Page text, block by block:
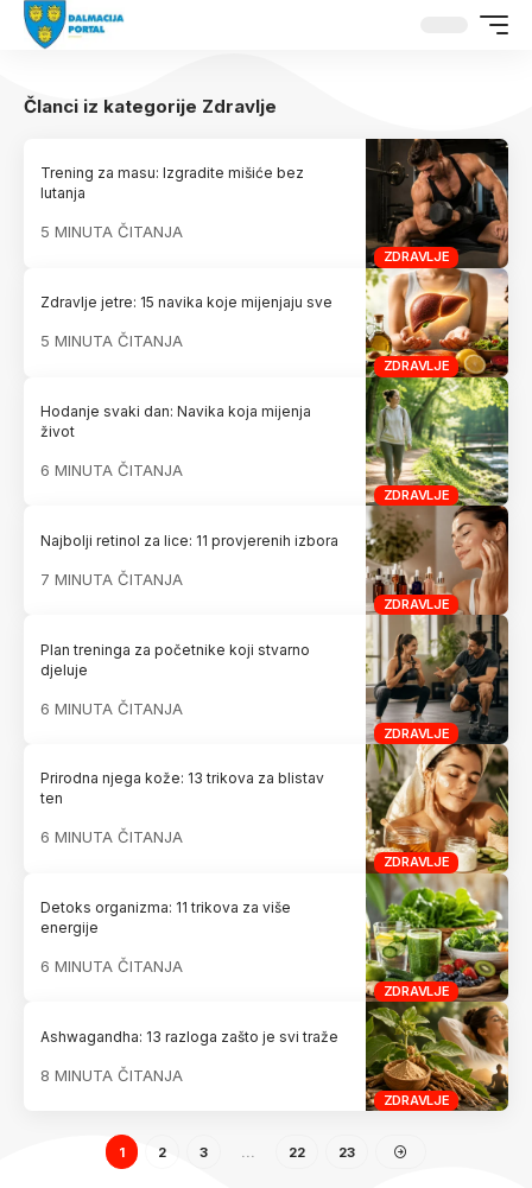
Članci iz kategorije Zdravlje
ZDRAVLJE
Trening za masu: Izgradite mišiće bez
lutanja
5 MINUTA ČITANJA
ZDRAVLJE
Zdravlje jetre: 15 navika koje mijenjaju sve
5 MINUTA ČITANJA
ZDRAVLJE
Hodanje svaki dan: Navika koja mijenja
život
6 MINUTA ČITANJA
ZDRAVLJE
Najbolji retinol za lice: 11 provjerenih izbora
7 MINUTA ČITANJA
ZDRAVLJE
Plan treninga za početnike koji stvarno
djeluje
6 MINUTA ČITANJA
ZDRAVLJE
Prirodna njega kože: 13 trikova za blistav
ten
6 MINUTA ČITANJA
ZDRAVLJE
Detoks organizma: 11 trikova za više
energije
6 MINUTA ČITANJA
ZDRAVLJE
Ashwagandha: 13 razloga zašto je svi traže
8 MINUTA ČITANJA
1 2 3 22 23